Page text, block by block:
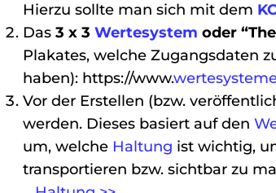
Hierzu sollte man sich mit dem
Das 3 x 3 Wertesystem oder
Plakates, welche Zugangsdaten
haben): https://www.
Vor der Erstellen (bzw.
werden. Dieses basiert auf den
um, welche Haltung ist wichtig,
transportieren bzw. sichtbar zu